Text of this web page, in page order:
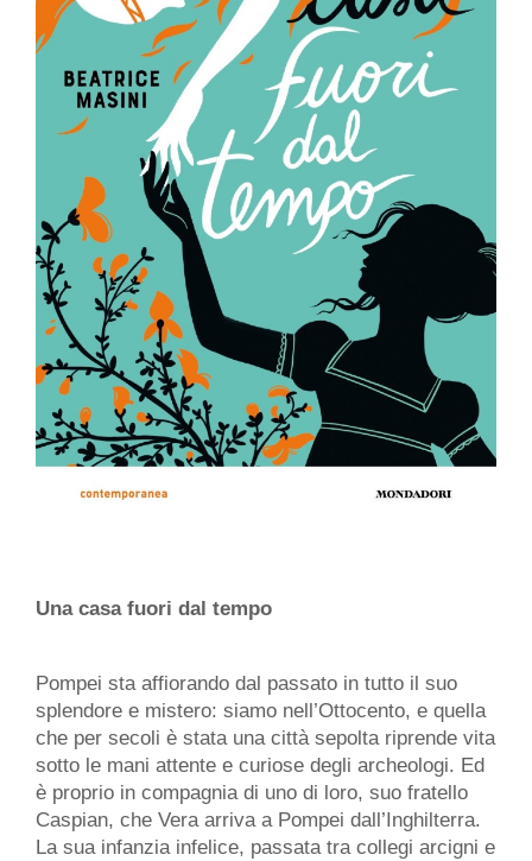
Una casa fuori dal tempo
Pompei sta affiorando dal passato in tutto il suo
splendore e mistero: siamo nell’Ottocento, e quella
che per secoli è stata una città sepolta riprende vita
sotto le mani attente e curiose degli archeologi. Ed
è proprio in compagnia di uno di loro, suo fratello
Caspian, che Vera arriva a Pompei dall’Inghilterra.
La sua infanzia infelice, passata tra collegi arcigni e